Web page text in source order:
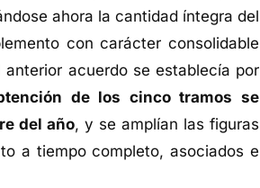
ahora la cantidad íntegra del
con carácter consolidable
acuerdo se establecía por
de los cinco tramos se
del año, y se amplían las figuras
a tiempo completo, asociados e